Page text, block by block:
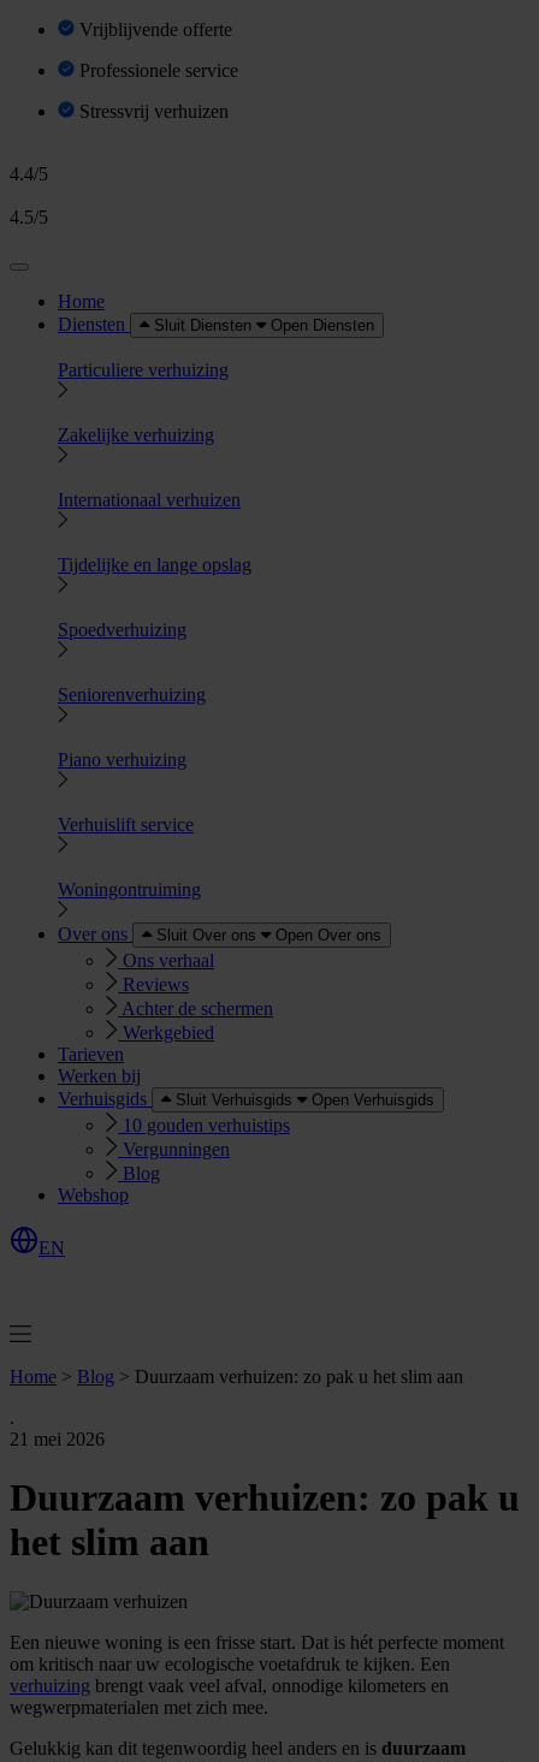
Vrijblijvende offerte
Professionele service
Stressvrij verhuizen
4.4/5
4.5/5
Home
Diensten
Sluit Diensten Open Diensten
Particuliere verhuizing
Zakelijke verhuizing
Internationaal verhuizen
Tijdelijke en lange opslag
Spoedverhuizing
Seniorenverhuizing
Piano verhuizing
Verhuislift service
Woningontruiming
Over ons Sluit Over ons Open Over ons
Ons verhaal
Reviews
Achter de schermen
Werkgebied
Tarieven
Werken bij
Verhuisgids
Sluit Verhuisgids Open Verhuisgids
10 gouden verhuistips
Vergunningen
Blog
Webshop
EN
Home > Blog > Duurzaam verhuizen: zo pak u het slim aan
.
21 mei 2026
Duurzaam verhuizen: zo pak u
het slim aan
Een nieuwe woning is een frisse start. Dat is hét perfecte moment
om kritisch naar uw ecologische voetafdruk te kijken. Een
verhuizing brengt vaak veel afval, onnodige kilometers en
wegwerpmaterialen met zich mee.
Gelukkig kan dit tegenwoordig heel anders en is duurzaam